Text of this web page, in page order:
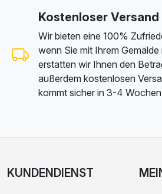
Kostenloser Versand
Wir bieten eine 100%
wenn Sie mit Ihrem
erstatten wir Ihnen den
außerdem kostenlosen
kommt sicher in 3-4
KUNDENDIENST